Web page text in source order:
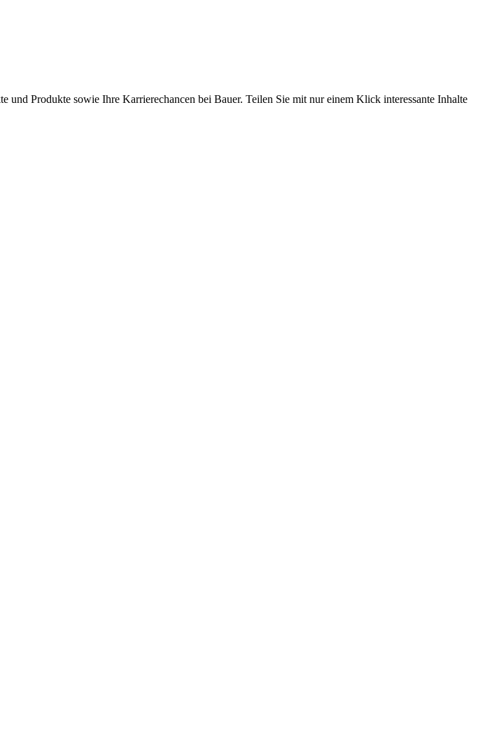
Produkte sowie Ihre Karrierechancen bei Bauer. Teilen Sie mit nur einem Klick interessante Inhalte